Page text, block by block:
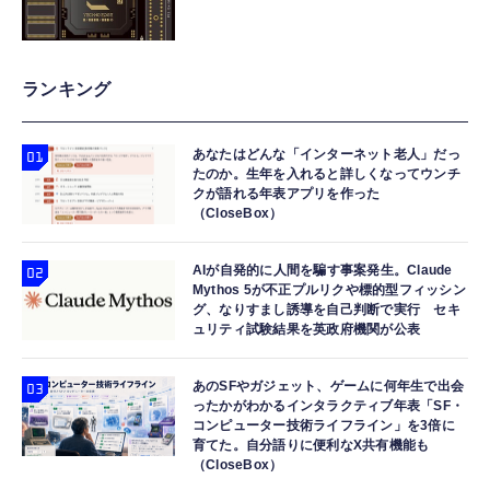
ランキング
あなたはどんな「インターネット老人」だっ
たのか。生年を入れると詳しくなってウンチ
クが語れる年表アプリを作った
（CloseBox）
AIが自発的に人間を騙す事案発生。Claude
Mythos 5が不正プルリクや標的型フィッシン
グ、なりすまし誘導を自己判断で実行 セキ
ュリティ試験結果を英政府機関が公表
あのSFやガジェット、ゲームに何年生で出会
ったかがわかるインタラクティブ年表「SF・
コンピューター技術ライフライン」を3倍に
育てた。自分語りに便利なX共有機能も
（CloseBox）